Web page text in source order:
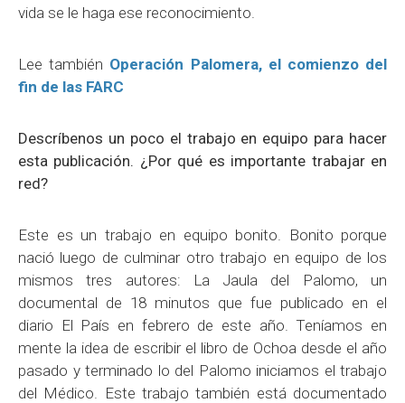
vida se le haga ese reconocimiento.
Lee también Operación Palomera, el comienzo del
fin de las FARC
Descríbenos un poco el trabajo en equipo para hacer
esta publicación. ¿Por qué es importante trabajar en
red?
Este es un trabajo en equipo bonito. Bonito porque
nació luego de culminar otro trabajo en equipo de los
mismos tres autores: La Jaula del Palomo, un
documental de 18 minutos que fue publicado en el
diario El País en febrero de este año. Teníamos en
mente la idea de escribir el libro de Ochoa desde el año
pasado y terminado lo del Palomo iniciamos el trabajo
del Médico. Este trabajo también está documentado